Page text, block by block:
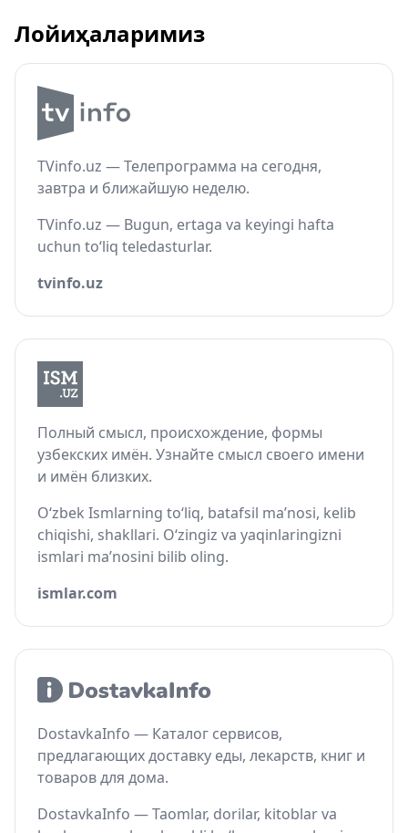
Лойиҳаларимиз
TVinfo.uz — Телепрограмма на сегодня,
завтра и ближайшую неделю.
TVinfo.uz — Bugun, ertaga va keyingi hafta
uchun to‘liq teledasturlar.
tvinfo.uz
Полный смысл, происхождение, формы
узбекских имён. Узнайте смысл своего имени
и имён близких.
O‘zbek Ismlarning to‘liq, batafsil ma’nosi, kelib
chiqishi, shakllari. O‘zingiz va yaqinlaringizni
ismlari ma’nosini bilib oling.
ismlar.com
DostavkaInfo — Каталог сервисов,
предлагающих доставку еды, лекарств, книг и
товаров для дома.
DostavkaInfo — Taomlar, dorilar, kitoblar va